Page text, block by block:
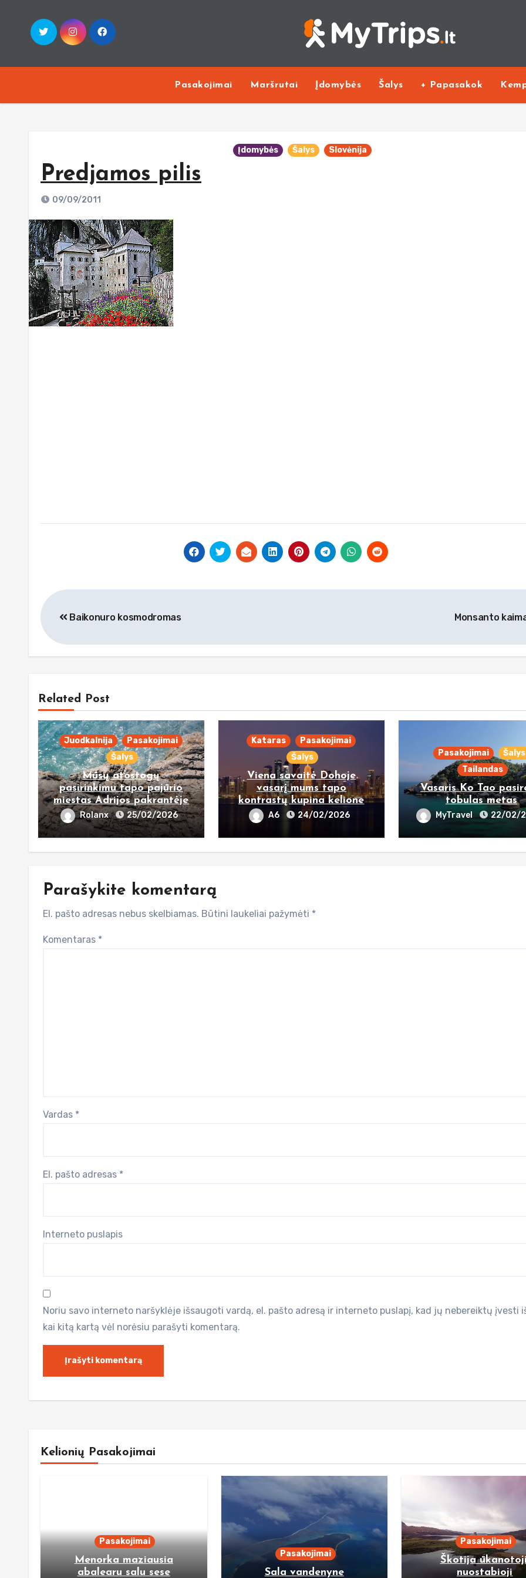
content
Pasakojimai Maršrutai Įdomybės Šalys + Papasakok
Įdomybės Šalys Slovėnija
Predjamos pilis
09/09/2011
Navigacija
tarp
įrašų
Baikonuro kosmodromas Monsanto
Related Post
Juodkalnija
Pasakojimai
Šalys
Mūsų atostogų
pasirinkimu tapo pajūrio
miestas Adrijos pakrantėje
Rolanx 25/02/2026
Kataras
Pasakojimai
Šalys
Viena savaitė Dohoje
vasarį mums tapo
kontrastų kupina kelione
A6 24/02/2026
Pasakojimai
Šalys
Tailandas
Vasaris Ko Tao
tobulas metas
MyTravel 22/02/
Parašykite komentarą
El. pašto adresas nebus skelbiamas. Būtini laukeliai pažymėti *
Komentaras *
Vardas *
El. pašto adresas *
Interneto puslapis
Noriu savo interneto naršyklėje išsaugoti vardą, el. pašto adresą ir interneto puslapį, kad jų nebereiktų įvesti
kai kitą kartą vėl norėsiu parašyti komentarą.
Kelionių Pasakojimai
Pasakojimai
Menorka maziausia
abalearu salu sese
Pasakojimai
Sala vandenyne
Pasakojimai
Škotija
nuostabioji